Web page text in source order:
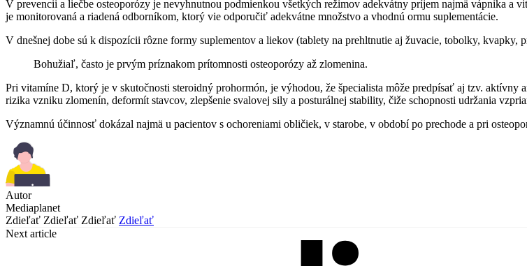
V prevencii a liečbe osteoporózy je nevyhnutnou podmienkou všetkých režimov adekvátny príjem najmä vápnika
je monitorovaná a riadená odborníkom, ktorý vie odporučiť adekvátne množstvo a vhodnú ormu suplementácie.
V dnešnej dobe sú k dispozícii rôzne formy suplementov a liekov (tablety na prehltnutie aj žuvacie, tobolky, kvapky,
Bohužiaľ, často je prvým príznakom prítomnosti osteoporózy až zlomenina.
Pri vitamíne D, ktorý je v skutočnosti steroidný prohormón, je výhodou, že špecialista môže predpísať aj tzv.
rizika vzniku zlomenín, deformít stavcov, zlepšenie svalovej sily a posturálnej stability, čiže schopnosti udržania
Významnú účinnosť dokázal najmä u pacientov s ochoreniami obličiek, v starobe, v období po prechode a pri
Autor
Mediaplanet
Zdieľať Zdieľať Zdieľať Zdieľať
Next article